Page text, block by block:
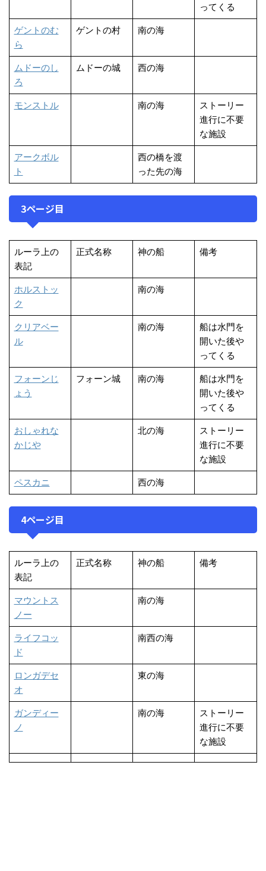
ってくる
ゲントのむ
ら
ゲントの村 南の海
ムドーのし
ろ
ムドーの城 西の海
モンストル 南の海
ストーリー
進行に不要
な施設
アークボル
ト
西の橋を渡
った先の海
3ページ目
ルーラ上の
表記
正式名称 神の船 備考
ホルストッ
ク
南の海
クリアベー
ル
南の海
船は水門を
開いた後や
ってくる
フォーンじ
ょう
フォーン城 南の海
船は水門を
開いた後や
ってくる
おしゃれな
かじや
北の海
ストーリー
進行に不要
な施設
ペスカニ 西の海
4ページ目
ルーラ上の
表記
正式名称 神の船 備考
マウントス
ノー
南の海
ライフコッ
ド
南西の海
ロンガデセ
オ
東の海
ガンディー
ノ
南の海
ストーリー
進行に不要
な施設